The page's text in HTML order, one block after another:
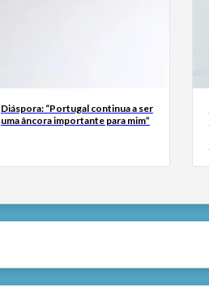
Diáspora: “Portugal continua a ser
uma âncora importante para mim”